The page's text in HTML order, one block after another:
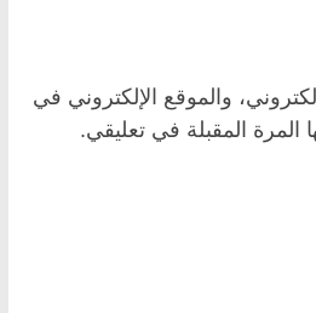
والموقع الإلكتروني في
المرة المقبلة في تعليقي.